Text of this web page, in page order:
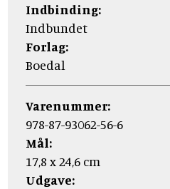
Indbinding:
Indbundet
Forlag:
Boedal
Varenummer:
978-87-93062-56-6
Mål:
17,8 x 24,6 cm
Udgave: